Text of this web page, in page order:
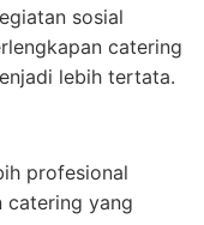
sosial
catering
lebih tertata.
profesional
catering yang